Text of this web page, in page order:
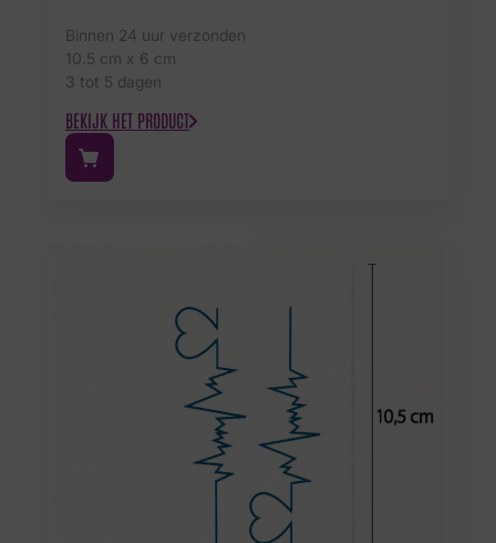
Binnen 24 uur verzonden
10.5 cm x 6 cm
3 tot 5 dagen
BEKIJK HET PRODUCT